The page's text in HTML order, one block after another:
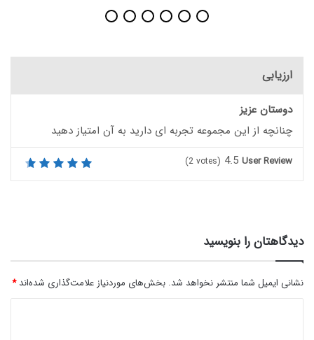
ارزیابی
دوستان عزیز
چنانچه از این مجموعه تجربه ای دارید به آن امتیاز دهید
User Review
4.5
(2 votes)
دیدگاهتان را بنویسید
نشانی ایمیل شما منتشر نخواهد شد. بخش‌های موردنیاز علامت‌گذاری شده‌اند*